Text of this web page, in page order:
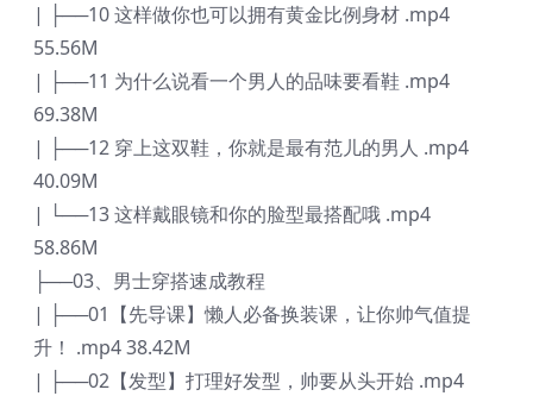
| ├──10 这样做你也可以拥有黄金比例身材 .mp4
55.56M
| ├──11 为什么说看一个男人的品味要看鞋 .mp4
69.38M
| ├──12 穿上这双鞋，你就是最有范儿的男人 .mp4
40.09M
| └──13 这样戴眼镜和你的脸型最搭配哦 .mp4
58.86M
├──03、男士穿搭速成教程
| ├──01【先导课】懒人必备换装课，让你帅气值提
升！ .mp4 38.42M
| ├──02【发型】打理好发型，帅要从头开始 .mp4